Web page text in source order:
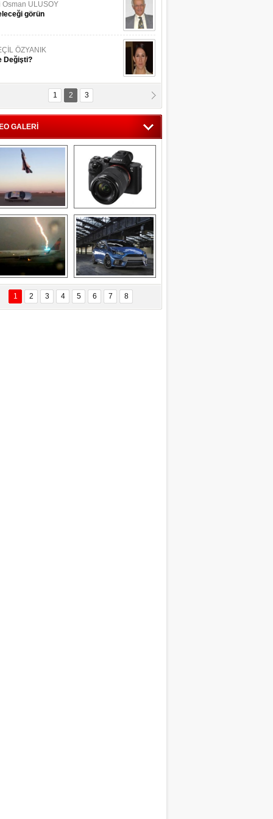
Osman ULUSOY
görün
ÖZYANIK
Değişti?
KÖYATASI
Vatan !
1 2 3
GALERİ
Savaş uçağı
pilotundan
muhteşem gösteri
Sony Alpha 7R II ön
inceleme
Delta uçağına
yıldırım çarptı
Ford Focus RS
(2015)
1 2 3 4 5 6 7 8